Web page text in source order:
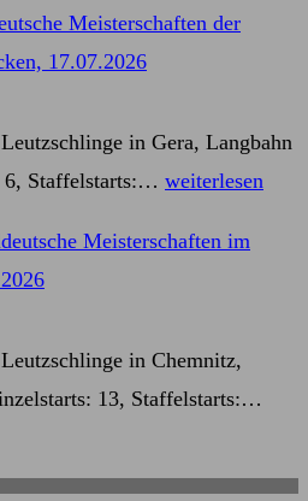
Kurze
Strecken,
28.
Schwimmfest
Windberg,
04.07.2026
Meisterschaften der
17.07.2026
in Gera, Langbahn
6, Staffelstarts:… Meldungen
57.
der
Masters
Strecken,
weiterlesen
Meisterschaften im
in Chemnitz,
13, Staffelstarts:…